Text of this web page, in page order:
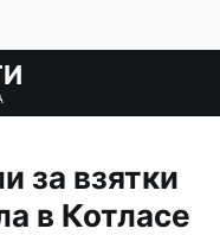
за взятки
в Котласе